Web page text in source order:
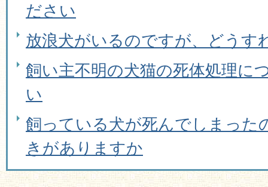
ださい
放浪犬がいるのですが、どうす
飼い主不明の犬猫の死体処理に
い
飼っている犬が死んでしまった
きがありますか